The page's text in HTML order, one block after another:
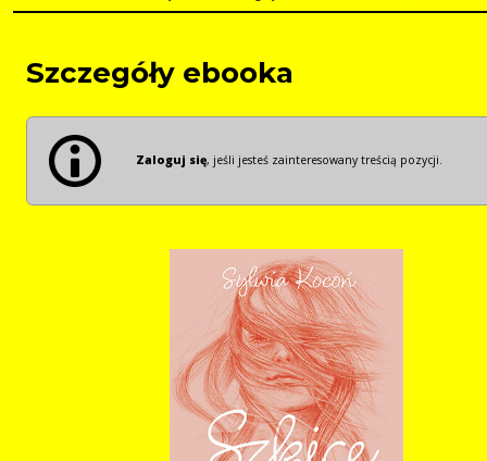
Szczegóły ebooka
Zaloguj się, jeśli jesteś zainteresowany treścią pozycji.